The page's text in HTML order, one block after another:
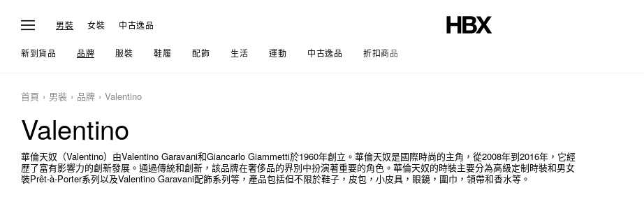
男裝 女裝 中古逸品
新到貨品 品牌 服裝 鞋履 配飾 生活 運動 中古逸品 折扣商品
首頁 男裝 品牌 Valentino
Valentino
華倫天奴（Valentino）由Valentino Garavani和Giancarlo Giammetti於1960年創立。華倫天奴是國際時尚的主角，從2008年到2016年，它經
歷了富有影響力的創新發展。通過傳統和創新，該品牌在奢侈品的界別中扮演著重要的角色。華倫天奴的時裝主要分為高級定制時裝和男女
裝Prêt-à-Porter系列以及Valentino Garavani配飾系列等，產品包括但不限於鞋子，皮包，小皮具，眼鏡，圍巾，領帶和香水等。